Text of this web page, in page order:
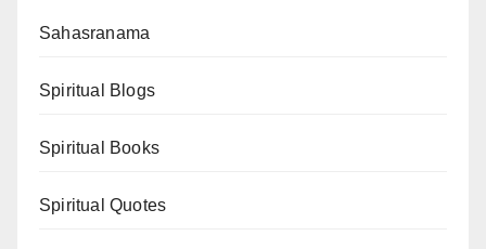
Sahasranama
Spiritual Blogs
Spiritual Books
Spiritual Quotes